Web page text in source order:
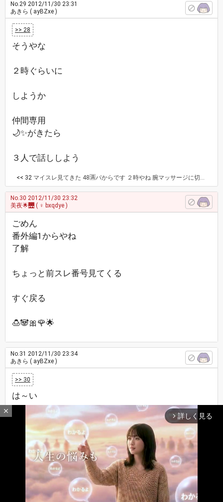
最新レスへ 上へ 下へ
No.29 2012/11/30 23:31
あきら ( ayBZxe )
>> 28
そうやな
２時ぐらいに
しようか
仲間専用
🌙✨がきたら
３人で話ししよう
<< 32 マイスレ見てきた 48🈵パからです ２時やね 腕マッサージに切りかえた しびれおさえとかないと 🍮🐼🎀🌹🌟
No.30 2012/11/30 23:32
美夜🌟🌉 ( ♀ bxqdye )
ごめん
番外編1からやね
了解
ちょっと前スレ番号見てくる
すぐ戻る
🍮🐼🎀🌹🌟
No.31 2012/11/30 23:34
あきら ( ayBZxe )
>> 30
は～い
<< 33 見てきた
No.322012/11/30 23:37
美夜🌟🌉
( ♀ bxqdye )
そうやな ２時ぐらいに しようか 仲間専用 🌙✨がきたら ３人で話ししよう
マイスレ見てきた
close
arrow_forward_ios 詳しく見る